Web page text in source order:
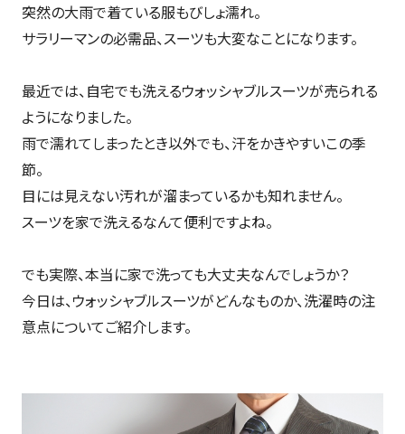
突然の大雨で着ている服もびしょ濡れ。
サラリーマンの必需品、スーツも大変なことになります。
最近では、自宅でも洗えるウォッシャブルスーツが売られる
ようになりました。
雨で濡れてしまったとき以外でも、汗をかきやすいこの季
節。
目には見えない汚れが溜まっているかも知れません。
スーツを家で洗えるなんて便利ですよね。
でも実際、本当に家で洗っても大丈夫なんでしょうか？
今日は、ウォッシャブルスーツがどんなものか、洗濯時の注
意点についてご紹介します。